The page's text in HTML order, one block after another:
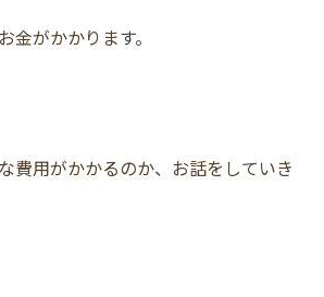
金がかかります。
費用がかかるのか、お話をしていき